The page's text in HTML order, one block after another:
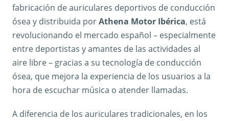
fabricación de auriculares deportivos de conducción
ósea y distribuida porAthena Motor Ibérica, está
revolucionando el mercado español – especialmente
entre deportistas y amantes de las actividades al
aire libre – gracias a su tecnología de conducción
ósea, que mejora la experiencia de los usuarios a la
hora de escuchar música o atender llamadas.
A diferencia de los auriculares tradicionales, en los